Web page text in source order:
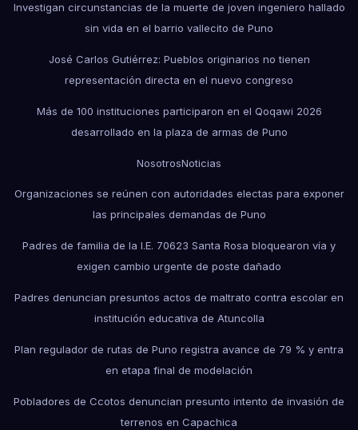
Investigan circunstancias de la muerte de joven ingeniero hallado
sin vida en el barrio vallecito de Puno
José Carlos Gutiérrez: Pueblos originarios no tienen
representación directa en el nuevo congreso
Más de 100 instituciones participaron en el Qoqawi 2026
desarrollado en la plaza de armas de Puno
NosotrosNoticias
Organizaciones se reúnen con autoridades electas para exponer
las principales demandas de Puno
Padres de familia de la I.E. 70623 Santa Rosa bloquearon vía y
exigen cambio urgente de poste dañado
Padres denuncian presuntos actos de maltrato contra escolar en
institución educativa de Atuncolla
Plan regulador de rutas de Puno registra avance de 79 % y entra
en etapa final de modelación
Pobladores de Ccotos denuncian presunto intento de invasión de
terrenos en Capachica